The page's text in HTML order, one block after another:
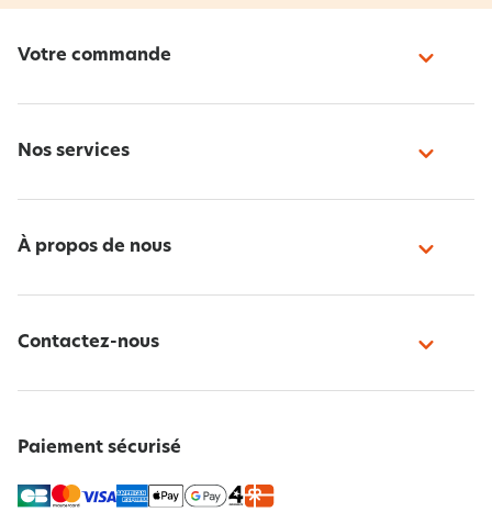
Votre commande
Nos services
À propos de nous
Contactez-nous
Paiement sécurisé